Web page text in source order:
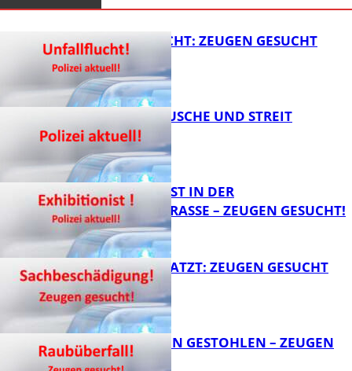
UNFALLFLUCHT: ZEUGEN GESUCHT
KNALLGERÄUSCHE UND STREIT
EXHIBITIONIST IN DER
VELMANNSTRASSE – ZEUGEN GESUCHT!
AUTO ZERKRATZT: ZEUGEN GESUCHT
TEURE KETTEN GESTOHLEN – ZEUGEN
GESUCHT!